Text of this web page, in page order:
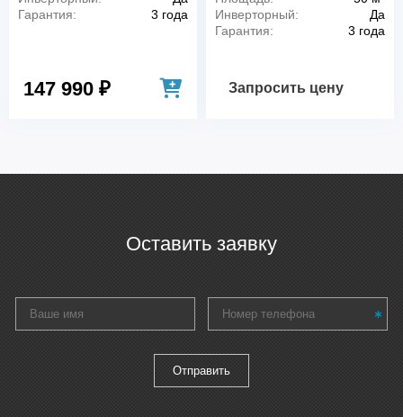
Гарантия:
3 года
147 990 ₽
Инверторный:
Да
Гарантия:
3 года
Запросить цену
Оставить заявку